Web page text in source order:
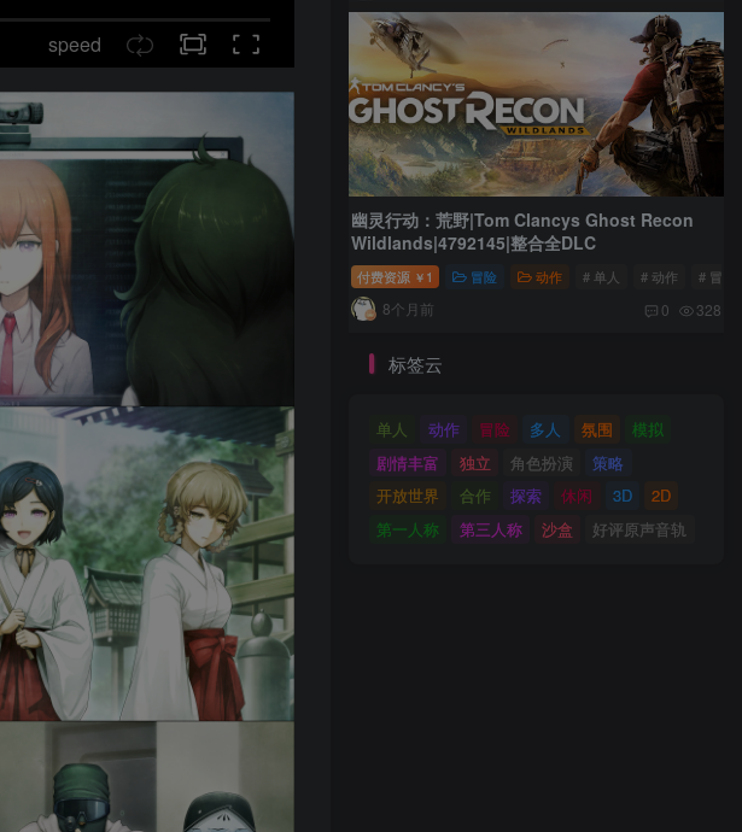
speed
幽灵行动：荒野|Tom Clancys Ghost Recon
Wildlands|4792145|整合全DLC
付费资源 ￥ 1 冒险 动作 # 单人 # 动作 # 冒险
8个月前 0 328
标签云
单人 动作 冒险 多人 氛围
模拟
剧情丰富
独立 角色扮演
策略
开放世界
合作 探索 休闲 3D
2D
第一人称
第三人称 沙盒 好评原声音轨